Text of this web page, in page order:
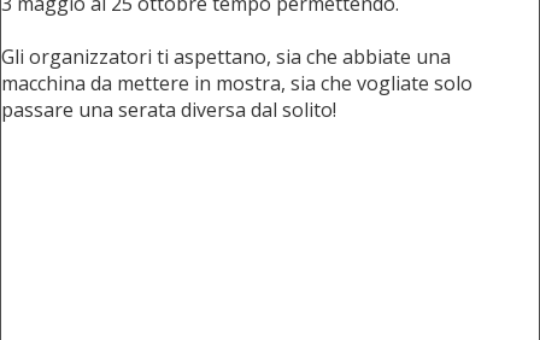
Gli organizzatori ti aspettano, sia che abbiate una
macchina da mettere in mostra, sia che vogliate solo
passare una serata diversa dal solito!